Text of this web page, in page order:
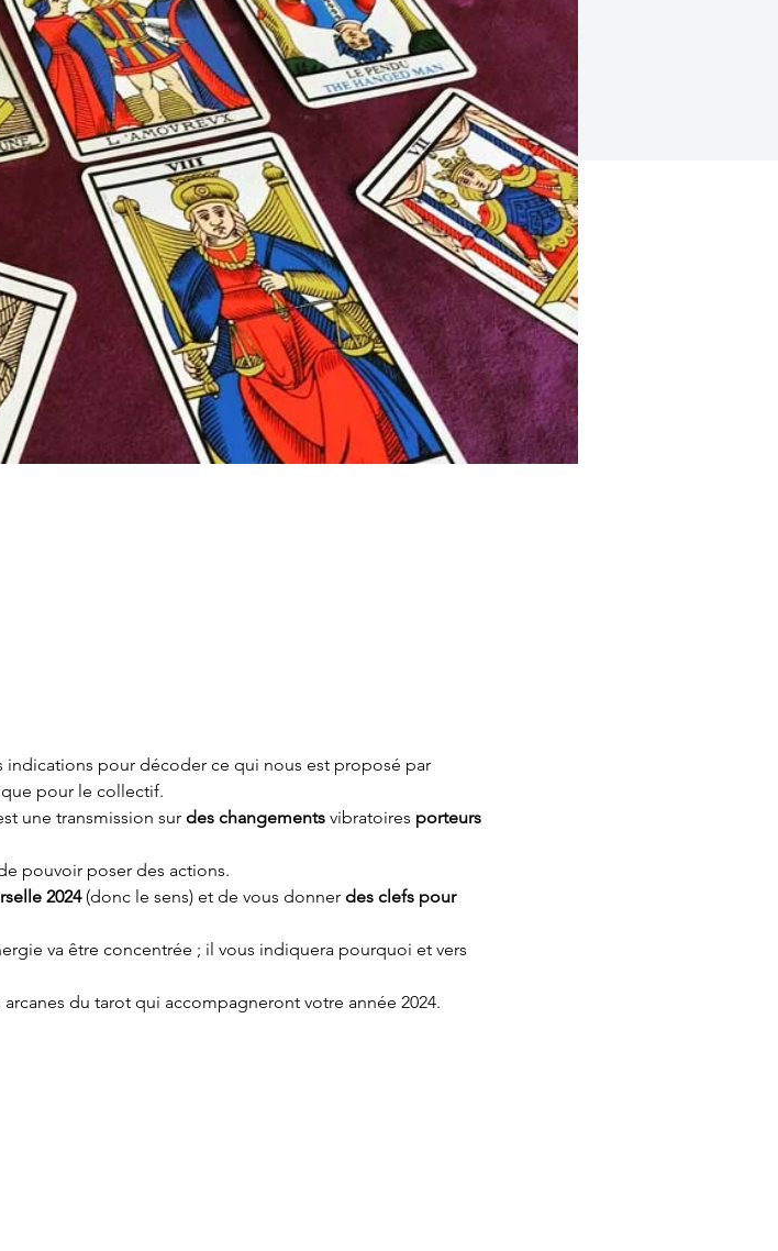
indications pour décoder ce qui nous est proposé par
que pour le collectif.
une transmission sur des changements vibratoires porteurs
pouvoir poser des actions.
2024 (donc le sens) et de vous donner des clefs pour
va être concentrée ; il vous indiquera pourquoi et vers
du tarot qui accompagneront votre année 2024.